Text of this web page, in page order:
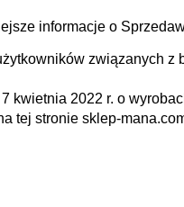
informacje o
związanych z
2022 r. o
tej stronie sklep-